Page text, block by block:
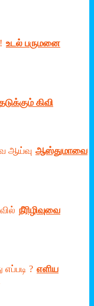
உடல் பருமனை
கிவி
ஆஸ்துமாவை
நீரிழிவுவை
எளிய